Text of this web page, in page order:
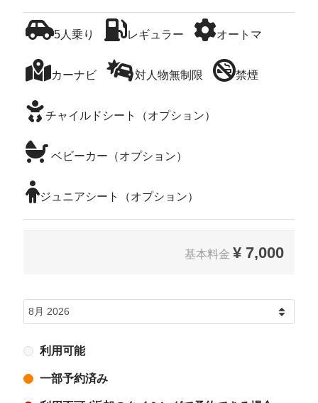
5人乗り レギュラー オートマ
カーナビ 対人物無制限 禁煙
チャイルドシート（オプション）
ベビーカー（オプション）
ジュニアシート（オプション）
基本料金 ¥ 7,000
利用可能
一部予約済み